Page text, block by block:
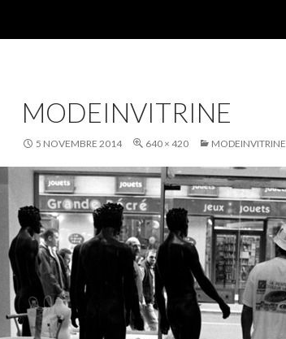
MODEINVITRINE
5 NOVEMBRE 2014 640 × 420 MODEINVITRINE